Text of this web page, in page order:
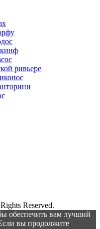
ривьере
Reserved.
обеспечить вам лучший
вы продолжите